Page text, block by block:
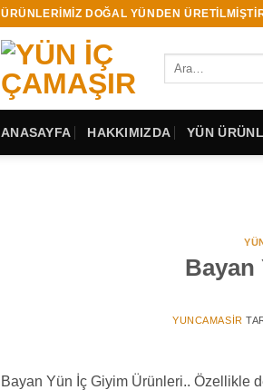
ÜRÜNLERİMİZ DOĞAL YÜNDEN
Ara:
ANASAYFA HAKKIMIZDA YÜN
Bayan
YUNCAMASIR
Bayan Yün İç Giyim Ürünleri.. Özellikle